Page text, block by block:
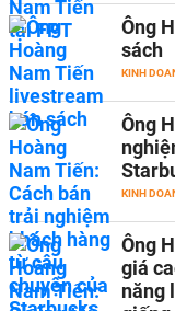
Ông
sách
KINH
Ông
KINH
Ông
giá
năng